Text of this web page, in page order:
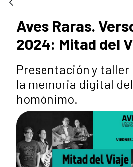
Aves Raras.
2024: Mitad del
Presentación y taller
la memoria digital
homónimo.